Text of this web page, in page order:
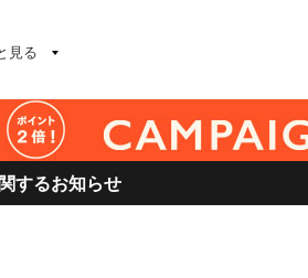
見る
するお知らせ